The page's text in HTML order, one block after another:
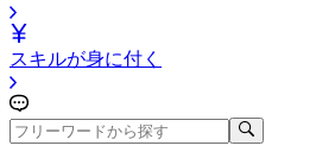
スキルが身に付く